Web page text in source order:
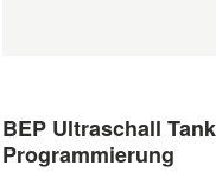
BEP Ultraschall
Programmierung